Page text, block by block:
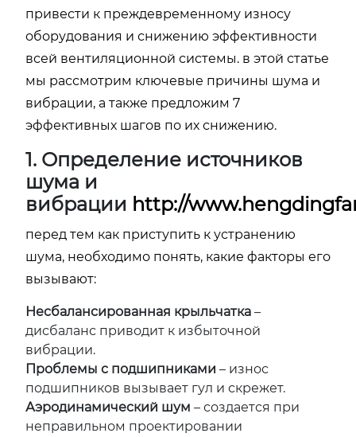
привести к преждевременному износу
оборудования и снижению эффективности
всей вентиляционной системы. в этой статье
мы рассмотрим ключевые причины шума и
вибрации, а также предложим 7
эффективных шагов по их снижению.
1. Определение источников
шума и
вибрации http://
перед тем как приступить к устранению
шума, необходимо понять, какие факторы его
вызывают:
Несбалансированная крыльчатка –
дисбаланс приводит к избыточной
вибрации.
Проблемы с подшипниками – износ
подшипников вызывает гул и скрежет.
Аэродинамический шум – создается при
неправильном проектировании